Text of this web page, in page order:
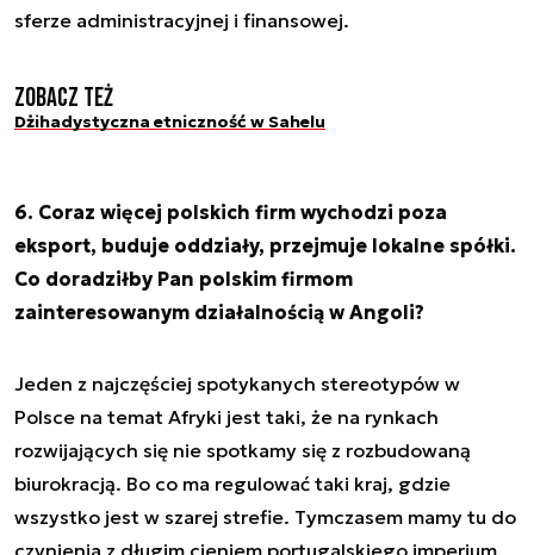
sferze administracyjnej i finansowej.
Zobacz też
Dżihadystyczna etniczność w Sahelu
6. Coraz więcej polskich firm wychodzi poza
eksport, buduje oddziały, przejmuje lokalne spółki.
Co doradziłby Pan polskim firmom
zainteresowanym działalnością w Angoli?
Jeden z najczęściej spotykanych stereotypów w
Polsce na temat Afryki jest taki, że na rynkach
rozwijających się nie spotkamy się z rozbudowaną
biurokracją. Bo co ma regulować taki kraj, gdzie
wszystko jest w szarej strefie. Tymczasem mamy tu do
czynienia z długim cieniem portugalskiego imperium,